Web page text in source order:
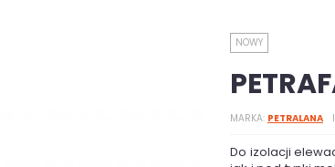
NOWY
MARKA PETRALANA
Do izolacji